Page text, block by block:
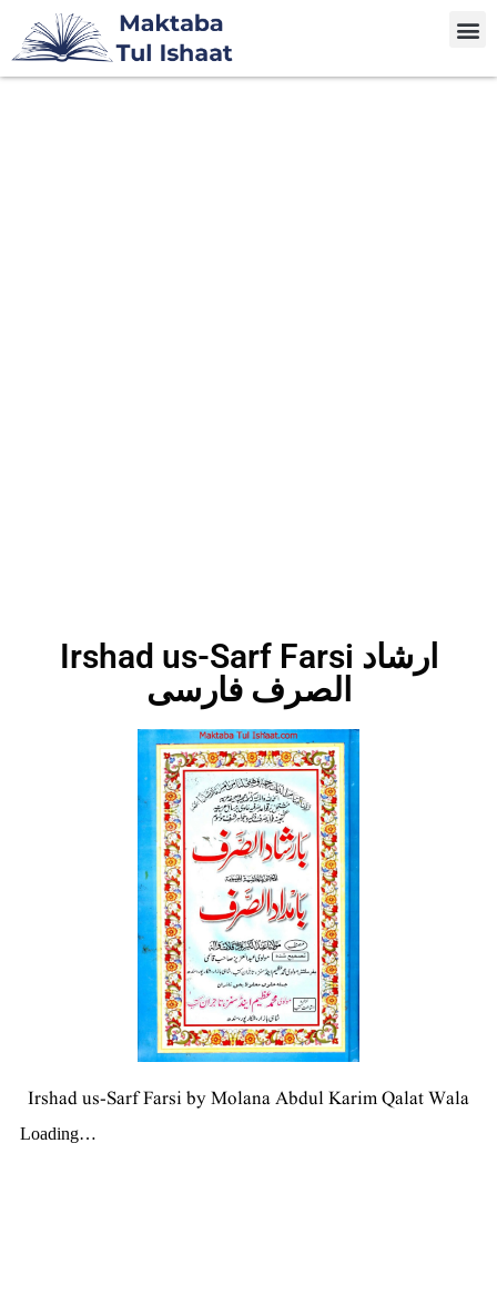
Irshad us-Sarf Farsi ارشاد
الصرف فارسی
Irshad us-Sarf Farsi by Molana Abdul Karim Qalat Wala